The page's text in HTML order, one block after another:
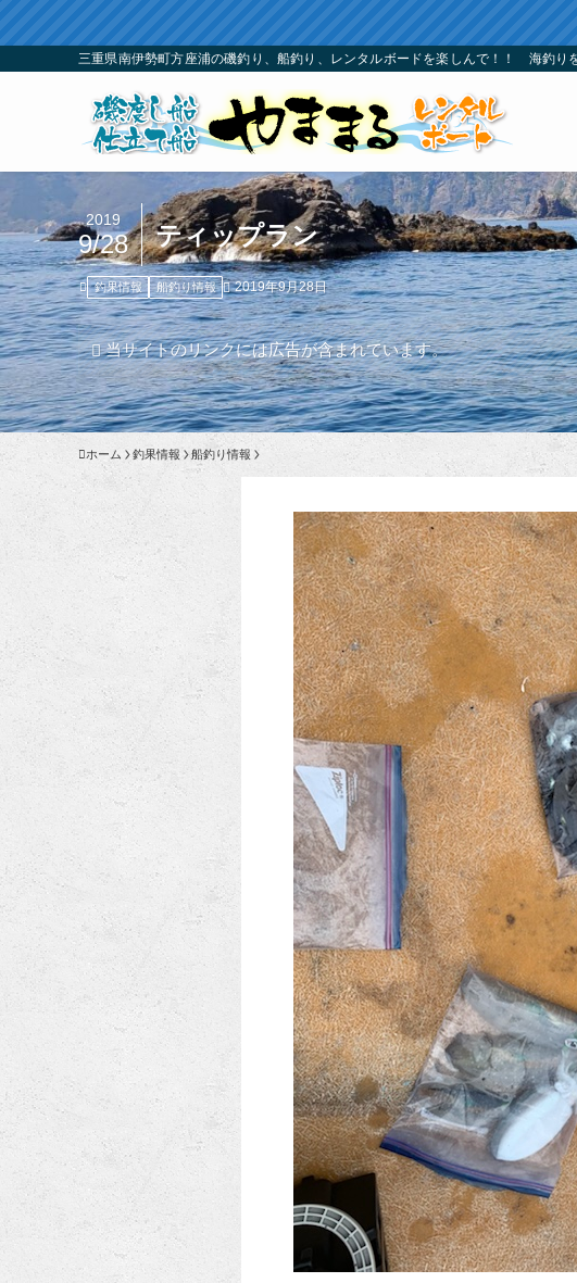
三重県南伊勢町方座浦の磯釣り、船釣り、レンタルボードを楽しんで！！ 海釣り
ティップラン
2019
9/28
釣果情報 船釣り情報 2019年9月28日
当サイトのリンクには広告が含まれています。
ホーム 釣果情報 船釣り情報